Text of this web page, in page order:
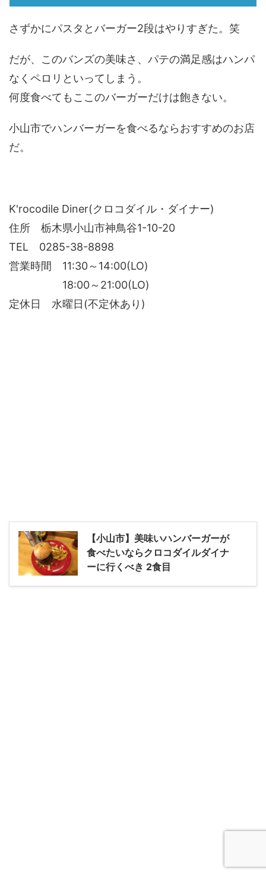
さずかにパスタとバーガー2段はやりすぎた。笑
だが、このバンズの美味さ、パテの満足感はハンパ
なくペロリといってしまう。
何度食べてもここのバーガーだけは飽きない。
小山市でハンバーガーを食べるならおすすめのお店
だ。
K'rocodile Diner(クロコダイル・ダイナー)
住所 栃木県小山市神鳥谷1-10-20
TEL 0285-38-8898
営業時間 11:30～14:00(LO)
18:00～21:00(LO)
定休日 水曜日(不定休あり)
【小山市】美味いハンバーガーが
食べたいならクロコダイルダイナ
ーに行くべき 2食目